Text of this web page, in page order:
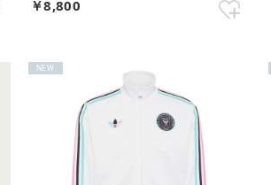
￥8,800
NEW